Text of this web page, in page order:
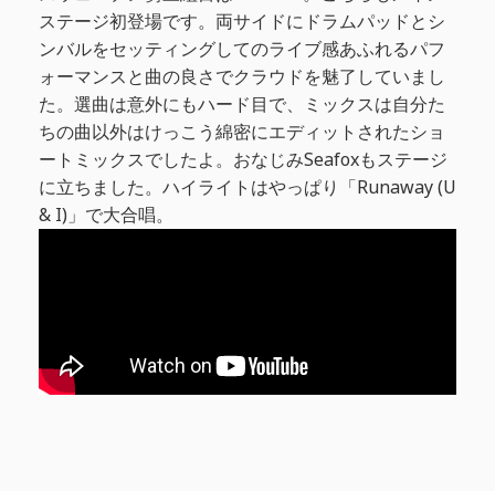
ステージ初登場です。両サイドにドラムパッドとシ
ンバルをセッティングしてのライブ感あふれるパフ
ォーマンスと曲の良さでクラウドを魅了していまし
た。選曲は意外にもハード目で、ミックスは自分た
ちの曲以外はけっこう綿密にエディットされたショ
ートミックスでしたよ。おなじみSeafoxもステージ
に立ちました。ハイライトはやっぱり「Runaway (U
& I)」で大合唱。